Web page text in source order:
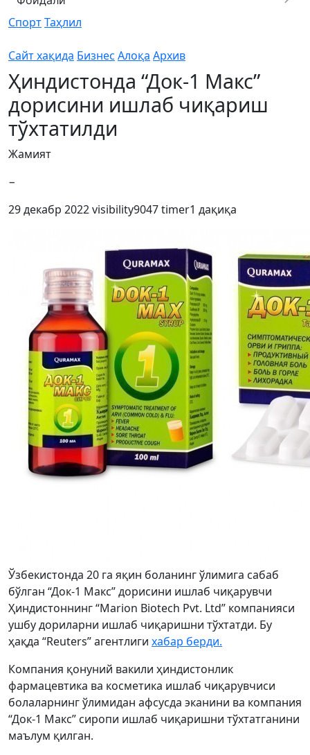
СпортТаҳлил
Сайт хақида Бизнес Алоқа Архив
Ҳиндистонда “Док-1 Макс”
дорисини ишлаб чиқариш
тўхтатилди
Жамият
−
29 декабр 2022visibility9047timer1 дақиқа
Ўзбекистонда 20 га яқин боланинг ўлимига сабаб
бўлган “Док-1 Макс” дорисини ишлаб чиқарувчи
Ҳиндистоннинг “Marion Biotech Pvt. Ltd” компанияси
ушбу дориларни ишлаб чиқаришни тўхтатди. Бу
ҳақда “Reuters” агентлиги хабар берди.
Компания қонуний вакили ҳиндистонлик
фармацевтика ва косметика ишлаб чиқарувчиси
болаларнинг ўлимидан афсусда эканини ва компания
“Док-1 Макс” сиропи ишлаб чиқаришни тўхтатганини
маълум қилган.